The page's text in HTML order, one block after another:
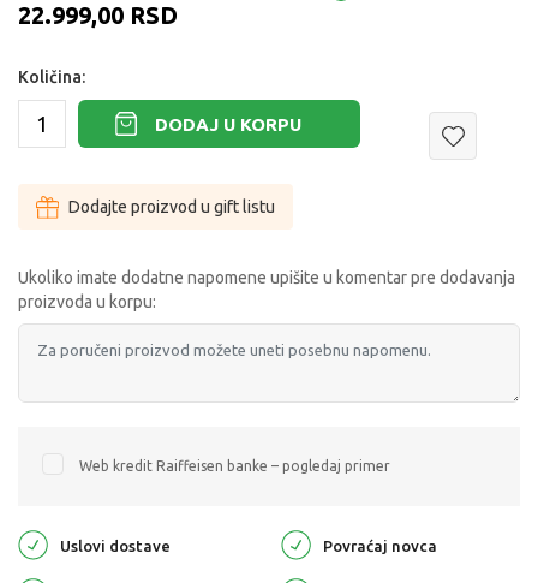
22.999,00 RSD
Količina:
DODAJ U KORPU
Dodajte proizvod u gift listu
Ukoliko imate dodatne napomene upišite u komentar pre dodavanja
proizvoda u korpu:
Web kredit Raiffeisen banke – pogledaj primer
Uslovi dostave Povraćaj novca